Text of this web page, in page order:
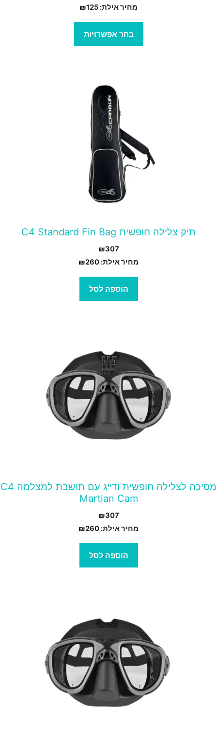
מחיר אילת:
₪125
בחר אפשרויות
תיק צלילה חופשית C4 Standard Fin Bag
₪307
מחיר אילת:
₪260
הוספה לסל
מסיכה לצלילה חופשית ודייג עם תושבת למצלמה C4
Martian Cam
₪307
מחיר אילת:
₪260
הוספה לסל